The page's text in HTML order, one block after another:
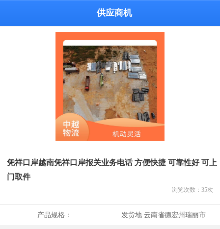
供应商机
凭祥口岸越南凭祥口岸报关业务电话 方便快捷 可靠性好 可上
门取件
浏览次数： 35次
产品规格： 发货地:云南省德宏州瑞丽市